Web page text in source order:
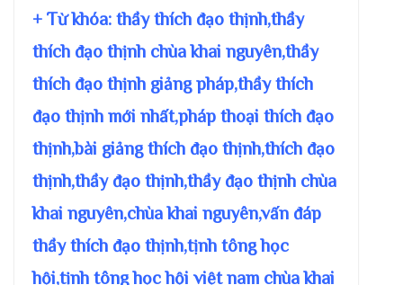
+ Từ khóa: thầy thích đạo thịnh,thầy
thích đạo thịnh chùa khai nguyên,thầy
thích đạo thịnh giảng pháp,thầy thích
đạo thịnh mới nhất,pháp thoại thích đạo
thịnh,bài giảng thích đạo thịnh,thích đạo
thịnh,thầy đạo thịnh,thầy đạo thịnh chùa
khai nguyên,chùa khai nguyên,vấn đáp
thầy thích đạo thịnh,tịnh tông học
hội,tịnh tông học hội việt nam chùa khai